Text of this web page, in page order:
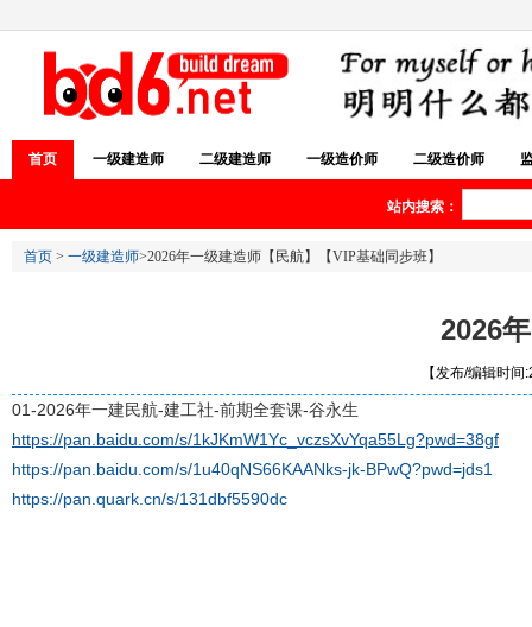
首页 一级建造师 二级建造师 一级造价师 二级造价师
站内搜索：
首页 > 一级建造师>2026年一级建造师【民航】【VIP基础同步班】
2026
【发布/编辑时
01-2026年一建民航-建工社-前期全套课-谷永生
https://pan.baidu.com/s/1kJKmW1Yc_vczsXvYqa55Lg?pwd=38gf
https://pan.baidu.com/s/1u40qNS66KAANks-jk-BPwQ?pwd=jds1
https://pan.quark.cn/s/131dbf5590dc